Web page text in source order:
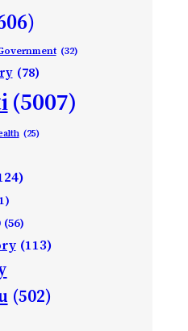
(32)
(78)
(5007)
(25)
(56)
(113)
(502)